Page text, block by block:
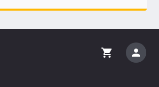
shopping_cart person